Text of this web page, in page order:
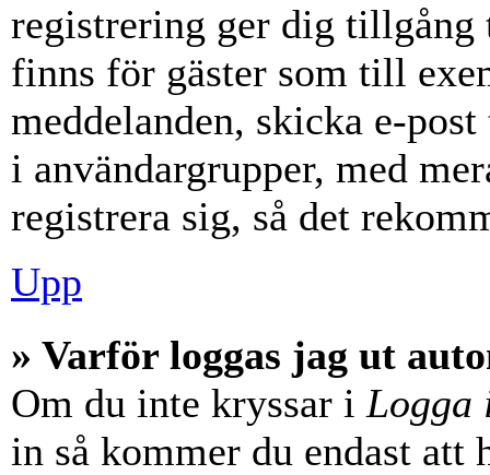
registrering ger dig
finns för gäster som till
meddelanden, skicka e-
i användargrupper, med
registrera sig, så det
Upp
» Varför loggas jag ut
Om du inte kryssar i Logga
in så kommer du endast